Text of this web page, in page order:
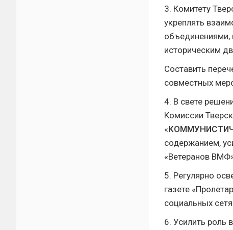
3. Комитету
укреплять
объединениями,
историческим
Составить
совместных
4. В свете
Комиссии
«
содержанием,
«Ветеранов
5. Регулярно
газете
социальных
6. Усилить роль